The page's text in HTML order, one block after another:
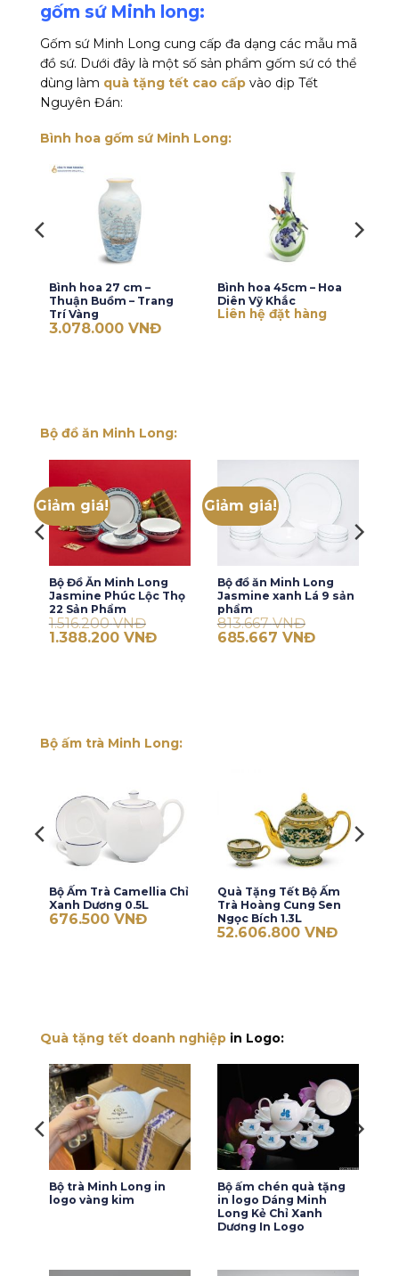
gốm sứ Minh long:
Gốm sứ Minh Long cung cấp đa dạng các mẫu mã
đồ sứ. Dưới đây là một số sản phẩm gốm sứ có thể
dùng làm quà tặng tết cao cấp vào dịp Tết
Nguyên Đán:
Bình hoa gốm sứ Minh Long:
Bình hoa 27 cm –
Thuận Buồm – Trang
Trí Vàng
3.078.000 VNĐ
Bình hoa 45cm – Hoa
Diên Vỹ Khắc
Liên hệ đặt hàng
Bộ đồ ăn Minh Long:
Giảm giá!
Bộ Đồ Ăn Minh Long
Jasmine Phúc Lộc Thọ
22 Sản Phẩm
1.516.200VNĐ
Giá
gốc
1.388.200 VNĐGiá
Giảm giá!
Bộ đồ ăn Minh Long
Jasmine xanh Lá 9 sản
phẩm
813.667VNĐ
Giá
gốc
685.667 VNĐGiá
Bộ ấm trà Minh Long:
Bộ Ấm Trà Camellia Chỉ
Xanh Dương 0.5L
676.500 VNĐ
Quà Tặng Tết Bộ Ấm
Trà Hoàng Cung Sen
Ngọc Bích 1.3L
52.606.800 VNĐ
Quà tặng tết doanh nghiệp in Logo:
Bộ trà Minh Long in
logo vàng kim
Bộ ấm chén quà tặng
in logo Dáng Minh
Long Kẻ Chỉ Xanh
Dương In Logo